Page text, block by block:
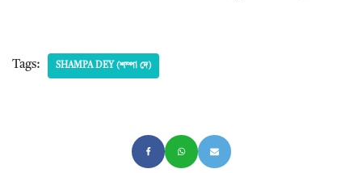
Tags: SHAMPA DEY (শম্পা দে)